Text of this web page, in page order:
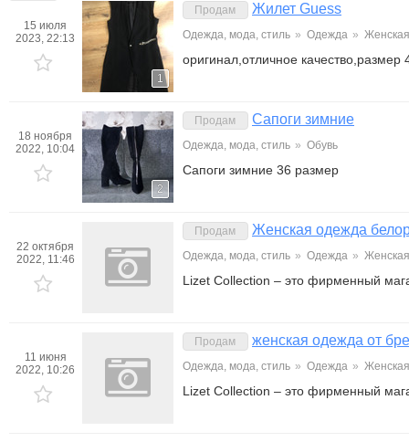
15 июля
2023, 22:13
1
Продам Жилет Guess
Одежда, мода, стиль » Одежда » Женская
оригинал,отличное качество,размер
18 ноября
2022, 10:04
2
Продам Сапоги зимние
Одежда, мода, стиль » Обувь
Сапоги зимние 36 размер
22 октября
2022, 11:46
Продам Женская одежда
Одежда, мода, стиль » Одежда » Женская
Lizet Сollection – это фирменный
11 июня
2022, 10:26
Продам женская одежда от
Одежда, мода, стиль » Одежда » Женская
Lizet Сollection – это фирменный